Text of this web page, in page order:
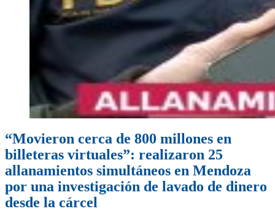
“Movieron cerca de 800 millones en
billeteras virtuales”: realizaron 25
allanamientos simultáneos en Mendoza
por una investigación de lavado de dinero
desde la cárcel